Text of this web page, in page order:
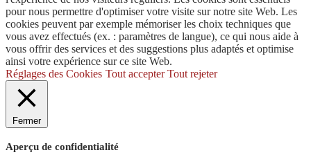
pour nous permettre d'optimiser votre visite sur notre site Web. Les
cookies peuvent par exemple mémoriser les choix techniques que
vous avez effectués (ex. : paramètres de langue), ce qui nous aide à
vous offrir des services et des suggestions plus adaptés et optimise
ainsi votre expérience sur ce site Web.
Réglages des Cookies Tout accepter Tout rejeter
Fermer
Aperçu de confidentialité